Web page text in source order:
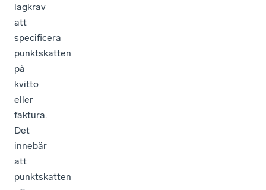
lagkrav
att
specificera
punktskatten
på
kvitto
eller
faktura.
Det
innebär
att
punktskatten